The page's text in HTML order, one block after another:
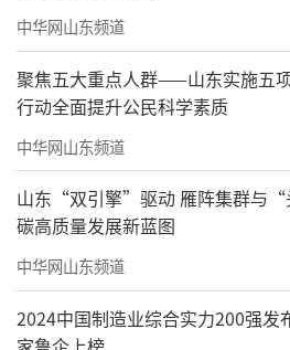
中华网山东频道
聚焦五大重点人群——山东实施五
行动全面提升公民科学素质
中华网山东频道
山东“双引擎”驱动 雁阵集群与
碳高质量发展新蓝图
中华网山东频道
2024中国制造业综合实力200强发